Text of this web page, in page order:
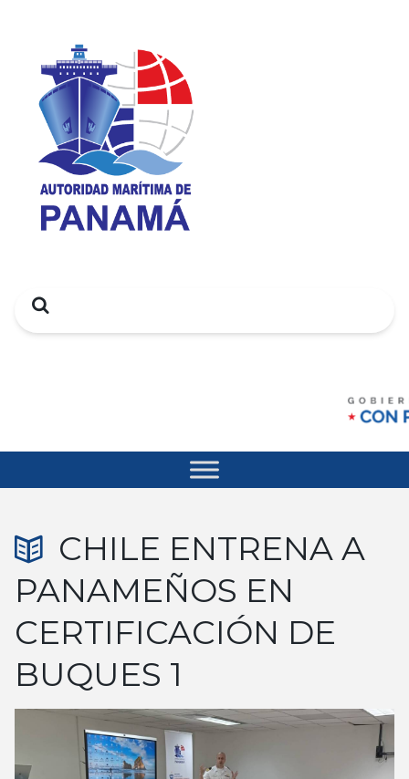
Search
CHILE ENTRENA A
PANAMEÑOS EN
CERTIFICACIÓN DE
BUQUES 1